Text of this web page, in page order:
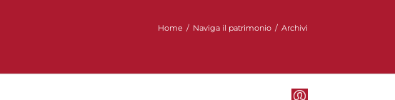
Home / Naviga il patrimonio / Archivi